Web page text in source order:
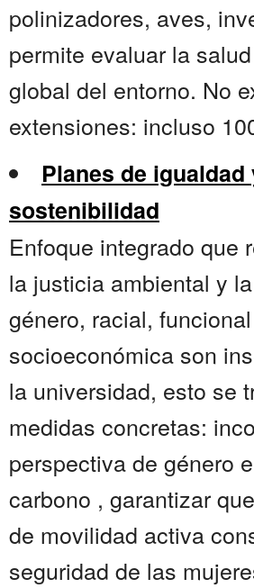
polinizadores, aves,
permite evaluar la
global del entorno. No
extensiones: incluso
Planes de igualdad
sostenibilidad
Enfoque integrado que
la justicia ambiental y
género, racial,
socioeconómica son
la universidad, esto se
medidas concretas:
perspectiva de género
carbono , garantizar
de movilidad activa
seguridad de las